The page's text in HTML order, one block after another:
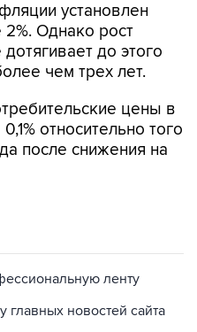
установлен
Однако рост
до этого
чем трех лет.
цены в
относительно того
после снижения на
ленту
главных новостей сайта